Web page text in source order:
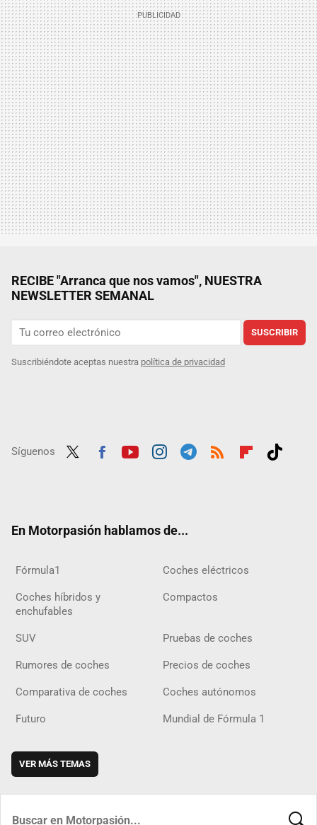
RECIBE "Arranca que nos vamos", NUESTRA
NEWSLETTER SEMANAL
SUSCRIBIR
Suscribiéndote aceptas nuestra política de privacidad
Síguenos
En Motorpasión hablamos de...
Fórmula1 Coches eléctricos
Coches híbridos y
enchufables
Compactos
SUV Pruebas de coches
Rumores de coches Precios de coches
Comparativa de coches Coches autónomos
Futuro Mundial de Fórmula 1
VER MÁS TEMAS